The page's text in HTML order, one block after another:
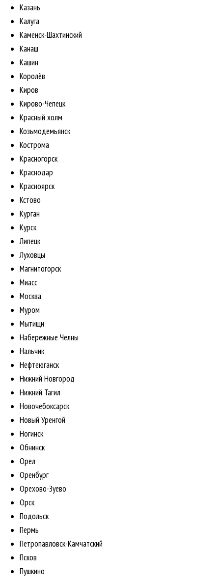
Казань
Калуга
Каменск-Шахтинский
Канаш
Кашин
Королёв
Киров
Кирово-Чепецк
Красный холм
Козьмодемьянск
Кострома
Красногорск
Краснодар
Красноярск
Кстово
Курган
Курск
Липецк
Луховцы
Магнитогорск
Миасс
Москва
Муром
Мытищи
Набережные Челны
Нальчик
Нефтеюганск
Нижний Новгород
Нижний Тагил
Новочебоксарск
Новый Уренгой
Ногинск
Обнинск
Орел
Оренбург
Орехово-Зуево
Орск
Подольск
Пермь
Петропавловск-Камчатский
Псков
Пушкино